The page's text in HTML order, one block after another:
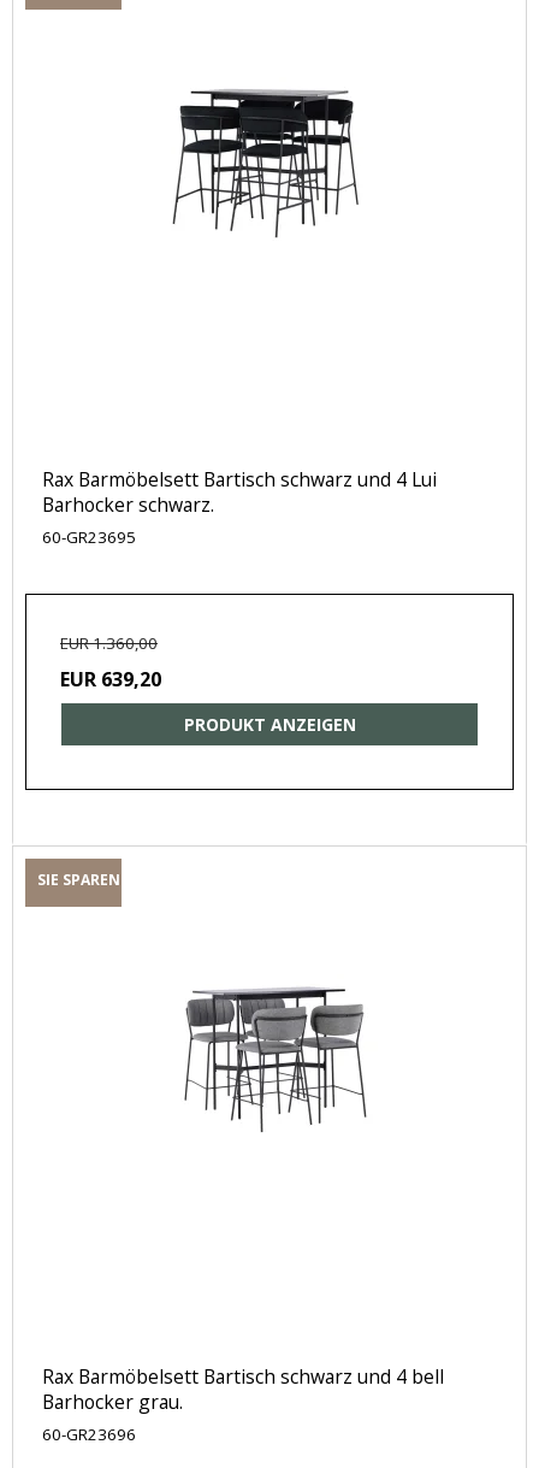
Rax Barmöbelsett Bartisch schwarz und 4 Lui
Barhocker schwarz.
60-GR23695
EUR 1.360,00
EUR 639,20
PRODUKT ANZEIGEN
SIE SPAREN
Rax Barmöbelsett Bartisch schwarz und 4 bell
Barhocker grau.
60-GR23696